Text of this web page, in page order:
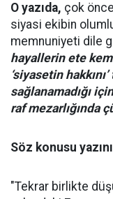
O yazıda, çok
siyasi ekibin
memnuniyeti dile
hayallerin ete
‘siyasetin
sağlanamadığı
raf mezarlığında
Söz konusu
"Tekrar birlikte